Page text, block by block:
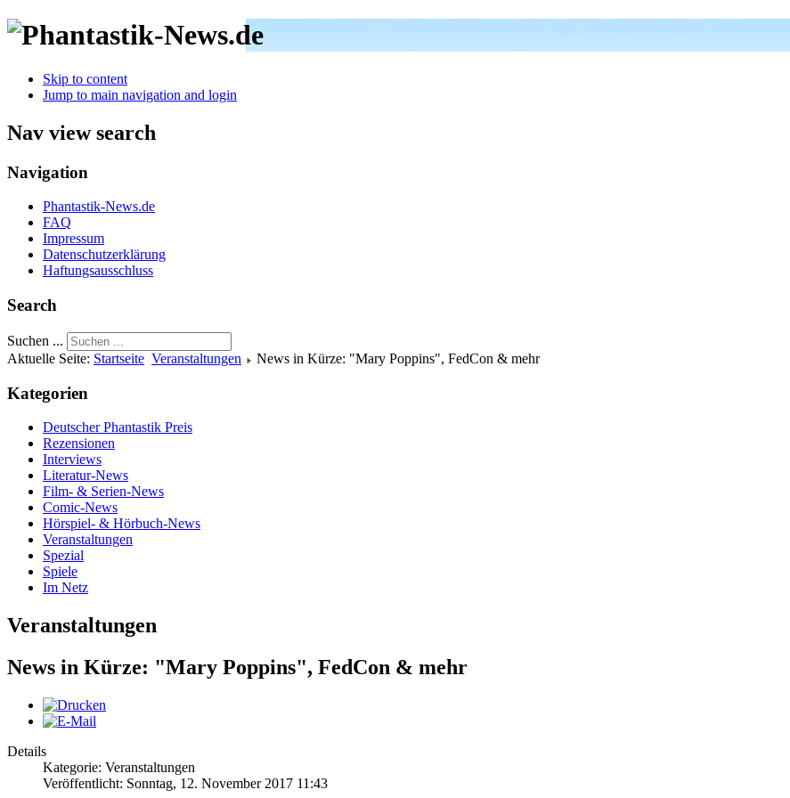
Skip to content
Jump to main navigation and login
Nav view search
Navigation
Phantastik-News.de
FAQ
Impressum
Datenschutzerklärung
Haftungsausschluss
Search
Suchen ...
Aktuelle Seite: Startseite Veranstaltungen News in Kürze: "Mary Poppins", FedCon & mehr
Kategorien
Deutscher Phantastik Preis
Rezensionen
Interviews
Literatur-News
Film- & Serien-News
Comic-News
Hörspiel- & Hörbuch-News
Veranstaltungen
Spezial
Spiele
Im Netz
Veranstaltungen
News in Kürze: "Mary Poppins", FedCon & mehr
Details
Kategorie: Veranstaltungen
Veröffentlicht: Sonntag, 12. November 2017 11:43